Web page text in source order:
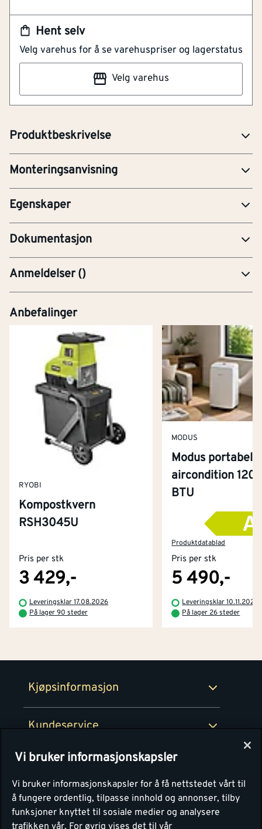
Hent selv
Velg varehus for å se varehuspriser og lagerstatus
Velg varehus
Produktbeskrivelse
Artikkelnummer 101618703
Fargematchet til gulvene
Fin overgang mellom gulvflatene
Fargematchende T-Lister i MDF til laminatgulv og
Monteringsanvisning
Last ned monteringsanvisning
Egenskaper
Miljøsertifisering
Type Andre
Overflatebehandling Foliert
Overflatebearbeiding Andre
Dokumentasjon
MAN-Monteringsanvisning
Anmeldelser()
Anbefalinger
RYOBI
Kompostkvern
RSH3045U
Pris per stk
3 429,-
Leveringsklar 17.08.2026
På lager 90 steder
MODUS
Modus portabel
aircondition
BTU
Produktdatablad
Pris per stk
5 490,-
Leveringsklar 10.11.2026
På lager 26 steder
Kjøpsinformasjon
Kjøpsbetingelser
Retur- og angrerettsskjema
Kundeservice
Tjenester
Montér Klubb
Montér
Byggevarehus og åpningstider
Prismatch
Personvern
Vi bruker informasjonskapsler
Vi bruker informasjonskapsler for å få nettstedet vårt til
å fungere ordentlig, tilpasse innhold og annonser, tilby
funksjoner knyttet til sosiale medier og analysere
trafikken vår. For øvrig vises det til vår